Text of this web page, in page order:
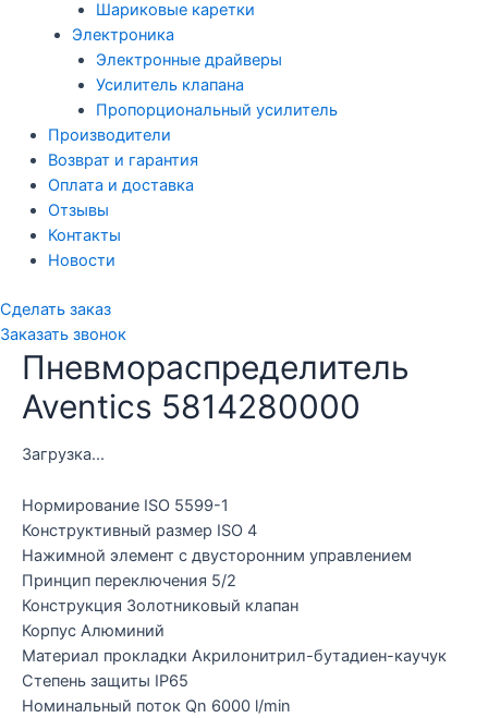
Шариковые каретки
Электроника
Электронные драйверы
Усилитель клапана
Пропорциональный усилитель
Производители
Возврат и гарантия
Оплата и доставка
Отзывы
Контакты
Новости
Сделать заказ
Заказать звонок
Пневмораспределитель
Aventics 5814280000
Загрузка...
Нормирование ISO 5599-1
Конструктивный размер ISO 4
Нажимной элемент с двусторонним управлением
Принцип переключения 5/2
Конструкция Золотниковый клапан
Корпус Алюминий
Материал прокладки Акрилонитрил-бутадиен-каучук
Степень защиты IP65
Номинальный поток Qn 6000 l/min